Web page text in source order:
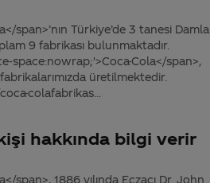
span>’nın Türkiye’de 3 tanesi Damla
9 fabrikası bulunmaktadır.
space:nowrap;'>Coca-Cola</span>,
üretilmektedir.
colafabrikas...
hakkında bilgi verir
1886 yılında Eczacı Dr. John